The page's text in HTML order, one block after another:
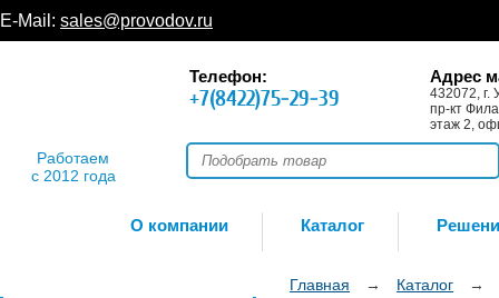
E-Mail: sales@provodov.ru
Работаем
с 2012 года
Телефон:
+7(8422)75-29-39
Адрес
432072, г.
пр-кт
этаж 2,
О компании Каталог
Главная → Каталог →